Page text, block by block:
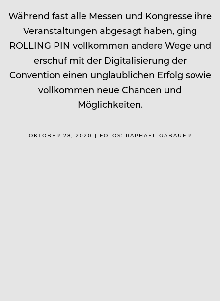
Während fast alle Messen und Kongresse ihre
Veranstaltungen abgesagt haben, ging
ROLLING PIN vollkommen andere Wege und
erschuf mit der Digitalisierung der
Convention einen unglaublichen Erfolg sowie
vollkommen neue Chancen und
Möglichkeiten.
OKTOBER 28, 2020 | FOTOS: RAPHAEL GABAUER